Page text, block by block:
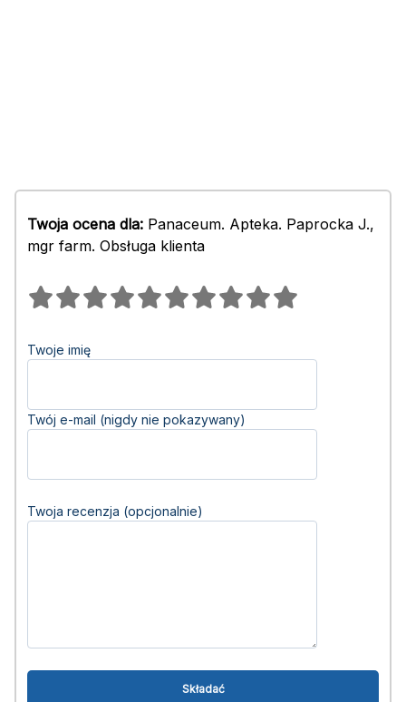
Twoja ocena dla: Panaceum. Apteka. Paprocka J.,
mgr farm. Obsługa klienta
Twoje imię
Twój e-mail (nigdy nie pokazywany)
Twoja recenzja (opcjonalnie)